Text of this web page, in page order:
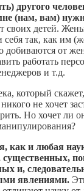
другого
(нам, вам)
своих детей.
так, как им
добиваются от
работать
и т.д.
который
не хочет
Но хочет ли
как и любая
существенных,
и,
явлениями.